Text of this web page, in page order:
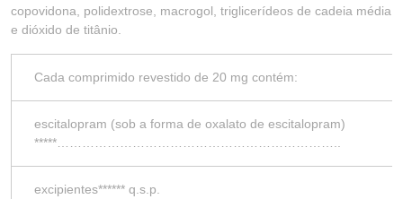
copovidona, polidextrose, macrogol, triglicerídeos de cadeia média
e dióxido de titânio.
Cada comprimido revestido de 20 mg contém:
escitalopram (sob a forma de oxalato de escitalopram)
*****…………………………………………………………..
excipientes****** q.s.p.